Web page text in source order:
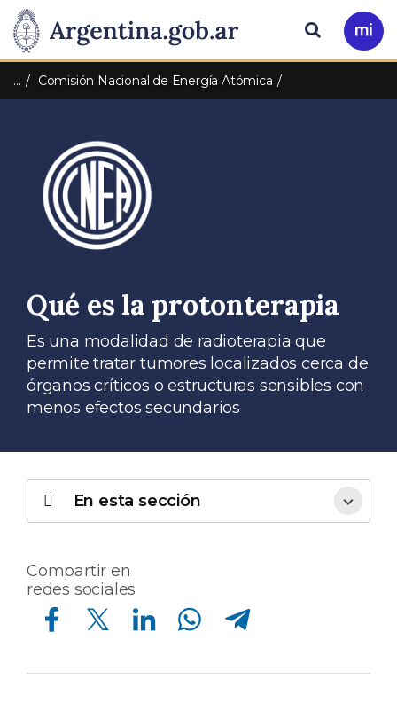
Presidencia
de
Nación
Pasar al contenido principal
Ir
a
Buscar
… Comisión Nacional de Energía Atómica
Qué es la protonterapia
Es una modalidad de radioterapia que
permite tratar tumores localizados cerca de
órganos críticos o estructuras sensibles con
menos efectos secundarios
Compartir en
redes sociales
Compartir en Facebook Compartir en Twitter Compartir en Linkedin Compartir en Whatsapp Compartir en Telegram
En esta sección